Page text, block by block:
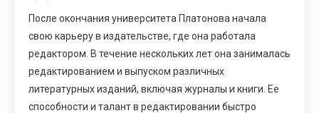
После окончания университета Платонова начала
свою карьеру в издательстве, где она работала
редактором. В течение нескольких лет она занималась
редактированием и выпуском различных
литературных изданий, включая журналы и книги. Ее
способности и талант в редактировании быстро